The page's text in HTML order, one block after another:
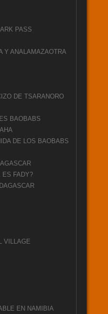
PASS
Y ANALAMAZAOTRA
DE TSARANORO
BAOBABS
DE LOS BAOBABS
ES FADY?
VILLAGE
EN NAMIBIA